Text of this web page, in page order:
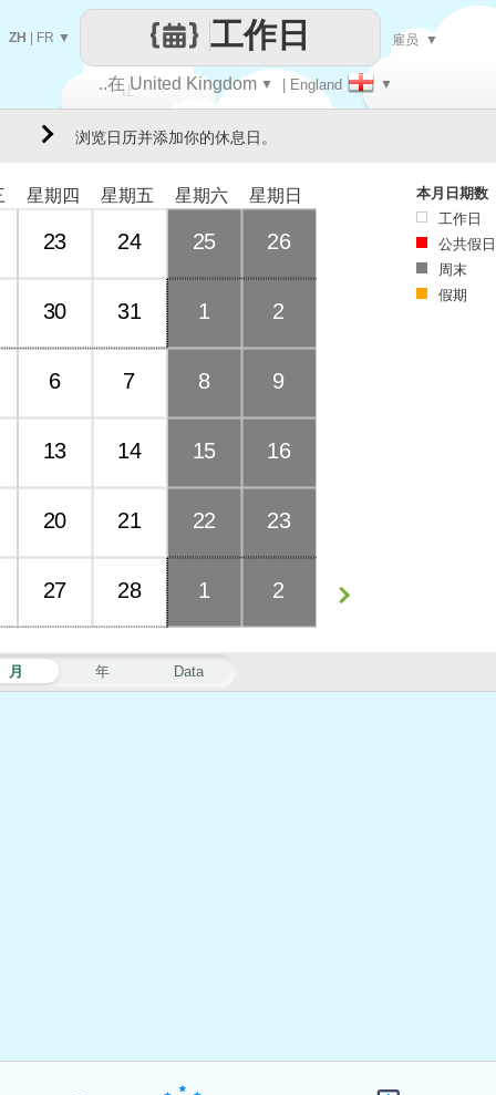
让
..在 United Kingdom ▼ | England ▼
工作日
ZH FR ▼ 雇员 ▼
浏览日历并添加你的休息日。
月 年 Data
星期四 星期五 星期六 星期日
23 24 25 26
30 31 1 2
6 7 8 9
13 14 15 16
20 21 22 23
27 28 1 2
本月日期数
工作日
公共假日
周末
假期